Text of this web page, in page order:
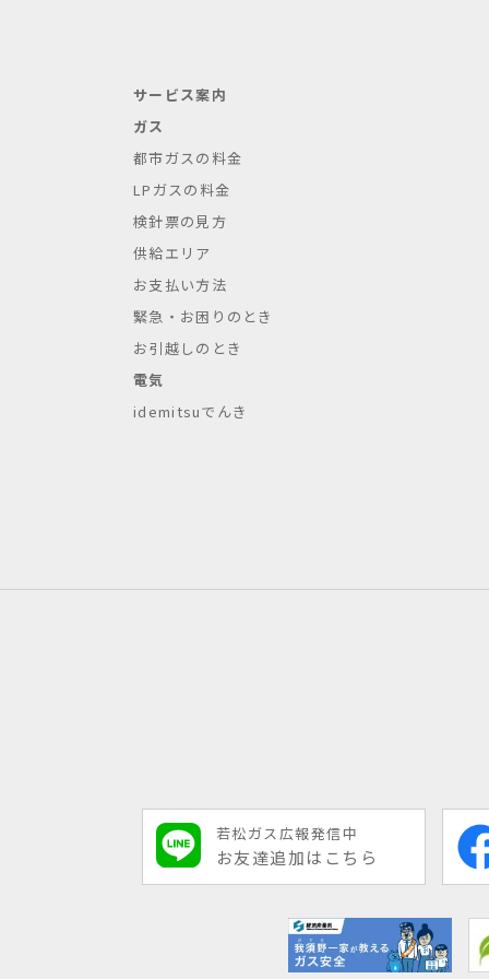
サービス案内
ガス
都市ガスの料金
LPガスの料金
検針票の見方
供給エリア
お支払い方法
緊急・お困りのとき
お引越しのとき
電気
idemitsuでんき
若松ガス広報発信中
お友達追加はこちら